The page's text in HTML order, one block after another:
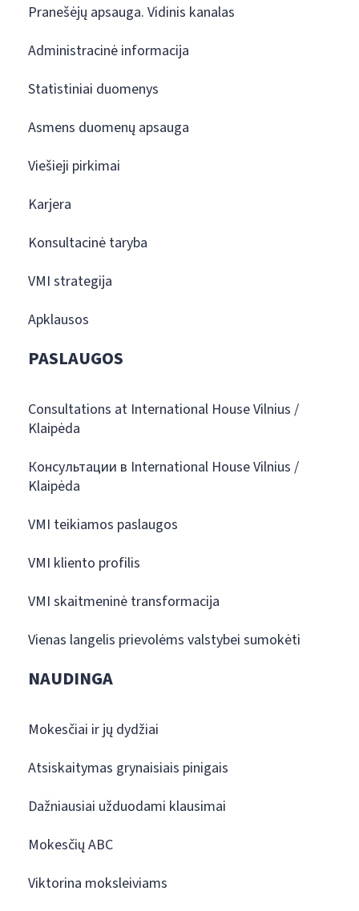
Pranešėjų apsauga. Vidinis kanalas
Administracinė informacija
Statistiniai duomenys
Asmens duomenų apsauga
Viešieji pirkimai
Karjera
Konsultacinė taryba
VMI strategija
Apklausos
PASLAUGOS
Consultations at International House Vilnius /
Klaipėda
Консультации в International House Vilnius /
Klaipėda
VMI teikiamos paslaugos
VMI kliento profilis
VMI skaitmeninė transformacija
Vienas langelis prievolėms valstybei sumokėti
NAUDINGA
Mokesčiai ir jų dydžiai
Atsiskaitymas grynaisiais pinigais
Dažniausiai užduodami klausimai
Mokesčių ABC
Viktorina moksleiviams